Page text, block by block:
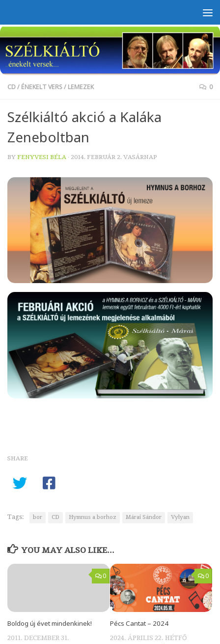
CD/ ÉNEKELT VERS/ LEMEZEK 0
Szélkiáltó akció a Kaláka
Zeneboltban
BY FENYVESI BÉLA · 2014. FEBRUÁR 2. VASÁRNAP
SHARE
Tags: bor CD Hymnus a borhoz Márai Sándor Vylyan
YOU MAY ALSO LIKE...
0
Boldog új évet mindenkinek!
2011. DECEMBER 31.
0
Pécs Cantat – 2024
2024. ÁPRILIS 22. HÉTFŐ